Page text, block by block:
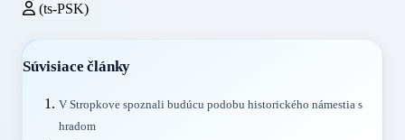
(ts-PSK)
Súvisiace články
V Stropkove spoznali budúcu podobu historického námestia s
hradom